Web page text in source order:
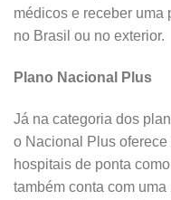
médicos e receber uma
no Brasil ou no exterior.
Plano Nacional Plus
Já na categoria dos
o Nacional Plus
hospitais de ponta
também conta com